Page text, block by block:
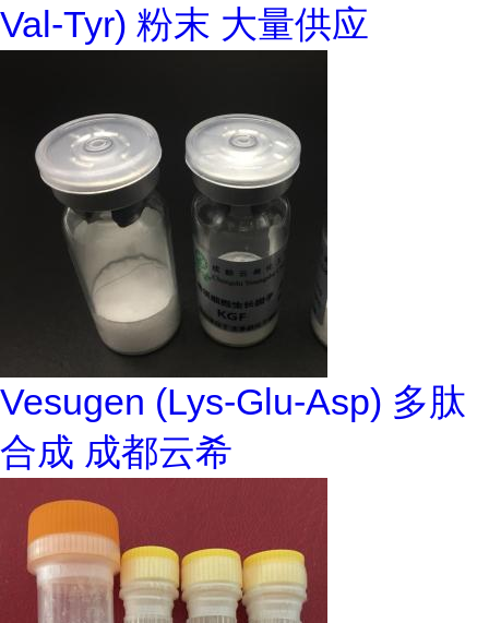
Val-Tyr) 粉末 大量供应
Vesugen (Lys-Glu-Asp) 多肽
合成 成都云希